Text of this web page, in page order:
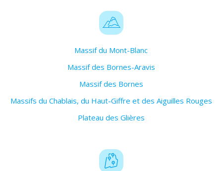
Massif du Mont-Blanc
Massif des Bornes-Aravis
Massif des Bornes
Massifs du Chablais, du Haut-Giffre et des Aiguilles Rouges
Plateau des Glières